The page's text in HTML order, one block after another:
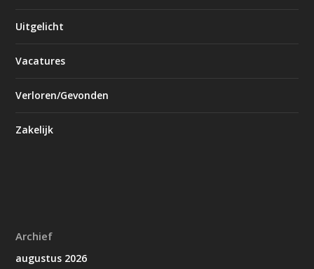
Uitgelicht
Vacatures
Verloren/Gevonden
Zakelijk
Archief
augustus 2026